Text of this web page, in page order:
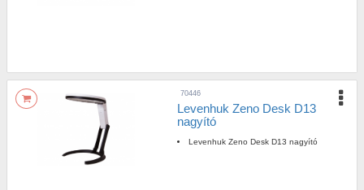
70446
Levenhuk Zeno Desk D13
nagyító
Levenhuk Zeno Desk D13 nagyító